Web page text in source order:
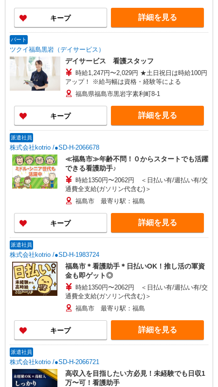
キープ 詳細を見る
パート
ツクイ福島黒岩（デイサービス）
デイサービス 看護スタッフ
時給1,247円〜2,029円 ★土日祝日は時給100円
アップ！ ※給与幅は資格・経験等による
福島県福島市黒岩字素利町8-1
キープ 詳細を見る
派遣社員
株式会社kotrio /●SD-H-2066678
≪福島市≫年齢不問！０からスタートでも活躍
できる看護助手♪
時給1350円〜2062円 ＜日払い有/週払い有/交
通費全支給(ガソリン代含む)＞
福島市 最寄り駅：福島
キープ 詳細を見る
派遣社員
株式会社kotrio /●SD-H-1983724
福島市＊看護助手＊日払いOK！推し活の軍資
金も即ゲット◎
時給1350円〜2062円 ＜日払い有/週払い有/交
通費全支給(ガソリン代含む)＞
福島市 最寄り駅：福島
キープ 詳細を見る
派遣社員
株式会社kotrio /●SD-H-2066721
高収入を目指したい方必見！未経験でも日収1
万〜可！看護助手